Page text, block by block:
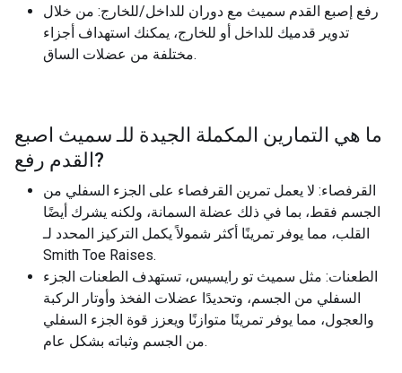
رفع إصبع القدم سميث مع دوران للداخل/للخارج: من خلال
تدوير قدميك للداخل أو للخارج، يمكنك استهداف أجزاء
مختلفة من عضلات الساق.
ما هي التمارين المكملة الجيدة للـ سميث اصبع
القدم رفع?
القرفصاء: لا يعمل تمرين القرفصاء على الجزء السفلي من
الجسم فقط، بما في ذلك عضلة السمانة، ولكنه يشرك أيضًا
القلب، مما يوفر تمرينًا أكثر شمولاً يكمل التركيز المحدد لـ
Smith Toe Raises.
الطعنات: مثل سميث تو رايسيس، تستهدف الطعنات الجزء
السفلي من الجسم، وتحديدًا عضلات الفخذ وأوتار الركبة
والعجول، مما يوفر تمرينًا متوازنًا ويعزز قوة الجزء السفلي
من الجسم وثباته بشكل عام.